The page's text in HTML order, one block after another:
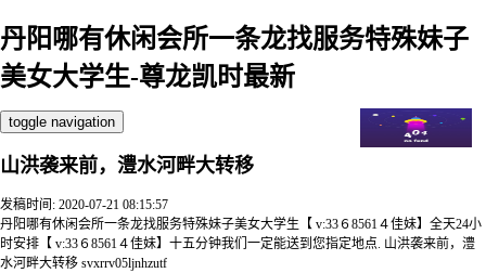
丹阳哪有休闲会所一条龙找服务特殊妹子
美女大学生-尊龙凯时最新
toggle navigation
山洪袭来前，澧水河畔大转移
发稿时间: 2020-07-21 08:15:57
丹阳哪有休闲会所一条龙找服务特殊妹子美女大学生【 v:33６8561４佳妹】全天24小
时安排【 v:33６8561４佳妹】十五分钟我们一定能送到您指定地点. 山洪袭来前，澧
水河畔大转移 svxrrv05ljnhzutf